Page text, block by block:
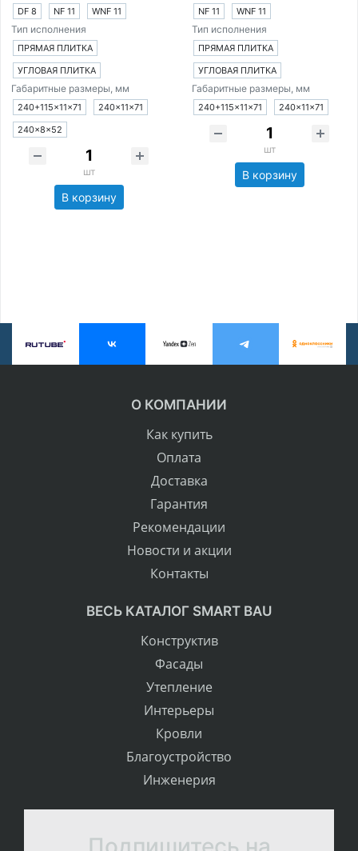
DF 8 NF 11 WNF 11
Тип исполнения
ПРЯМАЯ ПЛИТКА
УГЛОВАЯ ПЛИТКА
Габаритные размеры, мм
240+115×11×71
240×11×71
240×8×52
шт
В корзину
NF 11 WNF 11
Тип исполнения
ПРЯМАЯ ПЛИТКА
УГЛОВАЯ ПЛИТКА
Габаритные размеры, мм
240+115×11×71 240×11×71
шт
В корзину
О КОМПАНИИ
Как купить
Оплата
Доставка
Гарантия
Рекомендации
Новости и акции
Контакты
ВЕСЬ КАТАЛОГ SMART BAU
Конструктив
Фасады
Утепление
Интерьеры
Кровли
Благоустройство
Инженерия